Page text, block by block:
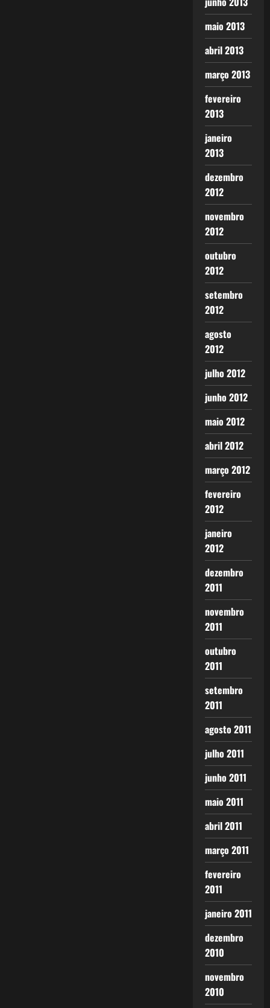
maio 2013
abril 2013
março 2013
fevereiro
2013
janeiro
2013
dezembro
2012
novembro
2012
outubro
2012
setembro
2012
agosto
2012
julho 2012
junho 2012
maio 2012
abril 2012
março 2012
fevereiro
2012
janeiro
2012
dezembro
2011
novembro
2011
outubro
2011
setembro
2011
agosto 2011
julho 2011
junho 2011
maio 2011
abril 2011
março 2011
fevereiro
2011
janeiro 2011
dezembro
2010
novembro
2010